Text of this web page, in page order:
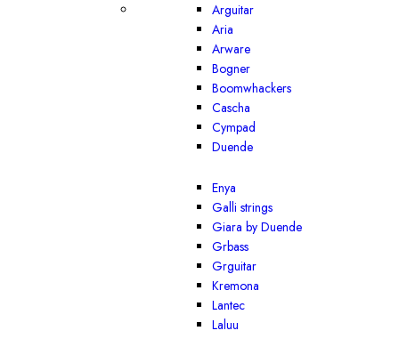
Arguitar
Aria
Arware
Bogner
Boomwhackers
Cascha
Cympad
Duende
Enya
Galli strings
Giara by Duende
Grbass
Grguitar
Kremona
Lantec
Laluu